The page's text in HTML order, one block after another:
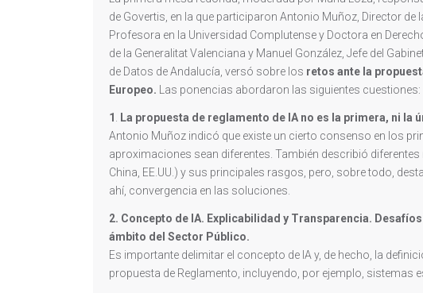
de Govertis, en la que participaron Antonio Muñoz, Director de
Profesora en la Universidad Complutense y Doctora en
de la Generalitat Valenciana y Manuel González, Jefe del
de Datos de Andalucía, versó sobre los retos ante la
Europeo. Las ponencias abordaron las siguientes cuestiones:
1
La propuesta de reglamento de IA no es la primera, ni la
Antonio Muñoz indicó que existe un cierto consenso en los
aproximaciones sean diferentes. También describió
China, EE.UU.) y sus principales rasgos, pero, sobre todo,
ahí, convergencia en las soluciones.
2. Concepto de IA. Explicabilidad y Transparencia.
ámbito del Sector Público.
Es importante delimitar el concepto de IA y, de hecho, la
propuesta de Reglamento, incluyendo, por ejemplo, sistemas